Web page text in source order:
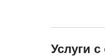
Услуги